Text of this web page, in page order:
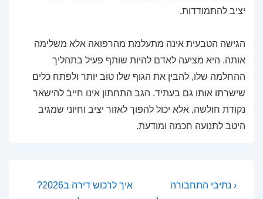
יציב להתמודדות.
הגישה הטבעית אינה מתעלמת מהרפואה אלא משלימה
אותה. היא מציעה לאדם להיות שותף פעיל בתהליך
ההחלמה שלו, להבין את הגוף שלו טוב יותר ולפתח כלים
שישרתו אותו גם בעתיד. הגב התחתון אינו חייב להישאר
נקודת חולשה, אלא יכול להפוך לאזור יציב וחיוני שמגיב
היטב לתנועה חכמה ומודעת.
ניווט
המאמר
‹ נתיבי התחבורה
המאמר
איך לרכוש דירה ב2026?